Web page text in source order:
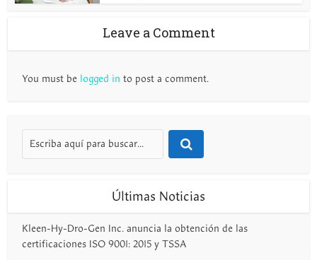
Leave a Comment
You must be logged in to post a comment.
Últimas Noticias
Kleen-Hy-Dro-Gen Inc. anuncia la obtención de las
certificaciones ISO 9001: 2015 y TSSA